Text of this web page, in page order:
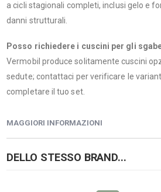
a cicli stagionali completi, inclusi gelo e
danni strutturali.
Posso richiedere i cuscini per gli
Vermobil produce solitamente cuscini
sedute; contattaci per verificare le
completare il tuo set.
MAGGIORI INFORMAZIONI
DELLO STESSO BRAND...